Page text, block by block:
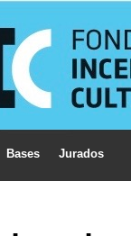
Bases Jurados